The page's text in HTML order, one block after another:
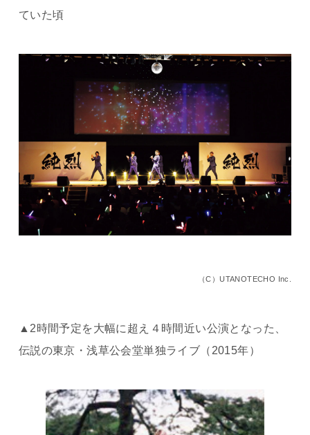
ていた頃
（C）UTANOTECHO Inc.
▲2時間予定を大幅に超え４時間近い公演となった、
伝説の東京・浅草公会堂単独ライブ（2015年）